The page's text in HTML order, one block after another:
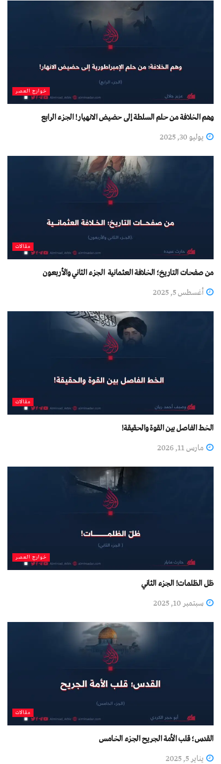
خوارج العصر
وهم الخلافة من حلم السلطة إلى حضيض الانهيار! الجزء الرابع
يوليو 30, 2025
مقالات
من صفحات التاريخ؛ الخلافة العثمانية الجزء الثاني والأربعون
أغسطس 5, 2025
مقالات
الخط الفاصل بين القوة والحقيقة!
مارس 11, 2026
خوارج العصر
ظل الظلمات! الجزء الثاني
سبتمبر 10, 2025
مقالات
القدس؛ قلب الأمة الجريح الجزء الخامس
يناير 5, 2025